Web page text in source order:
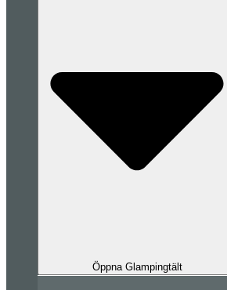
Öppna Glampingtält